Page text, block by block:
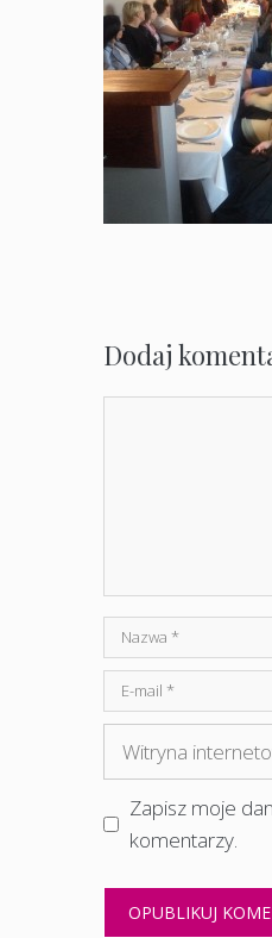
Dodaj
Nazwa
mail
Witryna
internetowa
Zapisz moje
komentarzy.